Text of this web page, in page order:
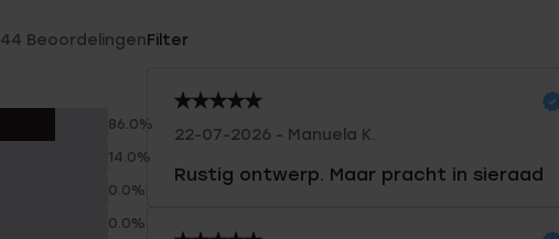
44 Beoordelingen
86.0%
14.0%
0.0%
0.0%
Filter
22-07-2026 - Manuela K.
Rustig ontwerp. Maar pracht in sieraad